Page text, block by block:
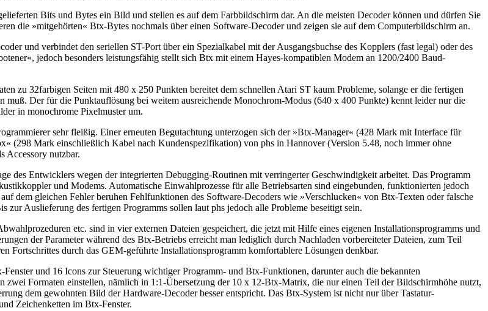
Bits und Bytes ein Bild und stellen es auf dem Farbbildschirm dar. An die meisten Decoder können und dürfen Sie
die »mitgehörten« Btx-Bytes nochmals über einen Software-Decoder und zeigen sie auf dem Computerbildschirm an.
und verbindet den seriellen ST-Port über ein Spezialkabel mit der Ausgangsbuchse des Kopplers (fast legal) oder des
jedoch besonders leistungsfähig stellt sich Btx mit einem Hayes-kompatiblen Modem an 1200/2400 Baud-
zu 32farbigen Seiten mit 480 x 250 Punkten bereitet dem schnellen Atari ST kaum Probleme, solange er die fertigen
muß. Der für die Punktauflösung bei weitem ausreichende Monochrom-Modus (640 x 400 Punkte) kennt leider nur die
in monochrome Pixelmuster um.
sehr fleißig. Einer erneuten Begutachtung unterzogen sich der »Btx-Manager« (428 Mark mit Interface für
(298 Mark einschließlich Kabel nach Kundenspezifikation) von phs in Hannover (Version 5.48, noch immer ohne
Accessory nutzbar.
des Entwicklers wegen der integrierten Debugging-Routinen mit verringerter Geschwindigkeit arbeitet. Das Programm
und Modems. Automatische Einwahlprozesse für alle Betriebsarten sind eingebunden, funktionierten jedoch
dem gleichen Fehler beruhen Fehlfunktionen des Software-Decoders wie »Verschlucken« von Btx-Texten oder falsche
Auslieferung des fertigen Programms sollen laut phs jedoch alle Probleme beseitigt sein.
etc. sind in vier externen Dateien gespeichert, die jetzt mit Hilfe eines eigenen Installationsprogramms und
der Parameter während des Btx-Betriebs erreicht man lediglich durch Nachladen vorbereiteter Dateien, zum Teil
Fortschrittes durch das GEM-geführte Installationsprogramm komfortablere Lösungen denkbar.
und 16 Icons zur Steuerung wichtiger Programm- und Btx-Funktionen, darunter auch die bekannten
Formaten einstellen, nämlich in 1:1-Übersetzung der 10 x 12-Btx-Matrix, die nur einen Teil der Bildschirmhöhe nutzt,
dem gewohnten Bild der Hardware-Decoder besser entspricht. Das Btx-System ist nicht nur über Tastatur-
Zeichenketten im Btx-Fenster.